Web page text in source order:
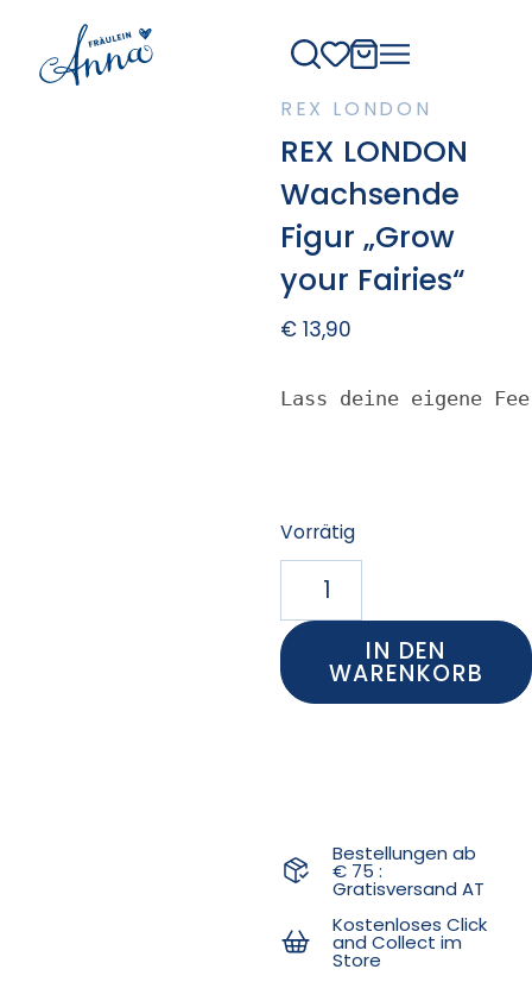
REX LONDON
REX LONDON
Wachsende
Figur „Grow
your Fairies“
€13,90
Lass deine eigene
Vorrätig
IN DEN
WARENKORB
Bestellungen ab
€ 75 :
Gratisversand AT
Kostenloses Click
and Collect im
Store